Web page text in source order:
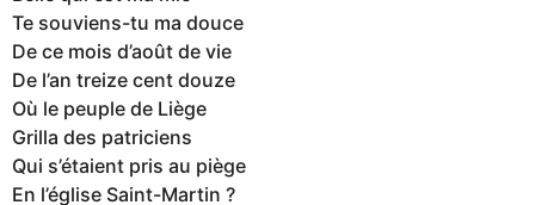
Te souviens-tu ma douce
De ce mois d’août de vie
De l’an treize cent douze
Où le peuple de Liège
Grilla des patriciens
Qui s’étaient pris au piège
En l’église Saint-Martin ?